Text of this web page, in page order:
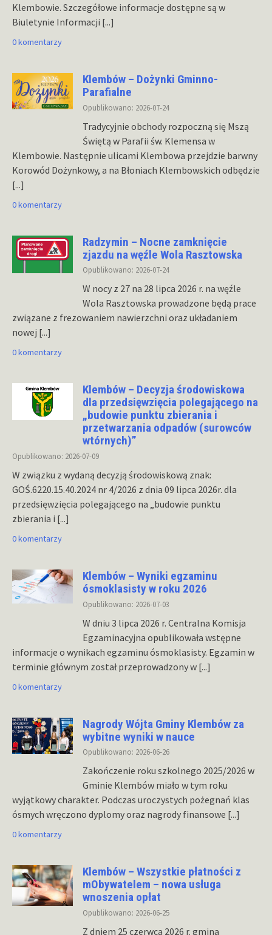
Klembowie. Szczegółowe informacje dostępne są w
Biuletynie Informacji [...]
0 komentarzy
Klembów – Dożynki Gminno-
Parafialne
Opublikowano: 2026-07-24
Tradycyjnie obchody rozpoczną się Mszą
Świętą w Parafii św. Klemensa w
Klembowie. Następnie ulicami Klembowa przejdzie barwny
Korowód Dożynkowy, a na Błoniach Klembowskich odbędzie
[...]
0 komentarzy
Radzymin – Nocne zamknięcie
zjazdu na węźle Wola Rasztowska
Opublikowano: 2026-07-24
W nocy z 27 na 28 lipca 2026 r. na węźle
Wola Rasztowska prowadzone będą prace
związane z frezowaniem nawierzchni oraz układaniem
nowej [...]
0 komentarzy
Klembów – Decyzja środowiskowa
dla przedsięwzięcia polegającego na
„budowie punktu zbierania i
przetwarzania odpadów (surowców
wtórnych)”
Opublikowano: 2026-07-09
W związku z wydaną decyzją środowiskową znak:
GOŚ.6220.15.40.2024 nr 4/2026 z dnia 09 lipca 2026r. dla
przedsięwzięcia polegającego na „budowie punktu
zbierania i [...]
0 komentarzy
Klembów – Wyniki egzaminu
ósmoklasisty w roku 2026
Opublikowano: 2026-07-03
W dniu 3 lipca 2026 r. Centralna Komisja
Egzaminacyjna opublikowała wstępne
informacje o wynikach egzaminu ósmoklasisty. Egzamin w
terminie głównym został przeprowadzony w [...]
0 komentarzy
Nagrody Wójta Gminy Klembów za
wybitne wyniki w nauce
Opublikowano: 2026-06-26
Zakończenie roku szkolnego 2025/2026 w
Gminie Klembów miało w tym roku
wyjątkowy charakter. Podczas uroczystych pożegnań klas
ósmych wręczono dyplomy oraz nagrody finansowe [...]
0 komentarzy
Klembów – Wszystkie płatności z
mObywatelem – nowa usługa
wnoszenia opłat
Opublikowano: 2026-06-25
Z dniem 25 czerwca 2026 r. gmina